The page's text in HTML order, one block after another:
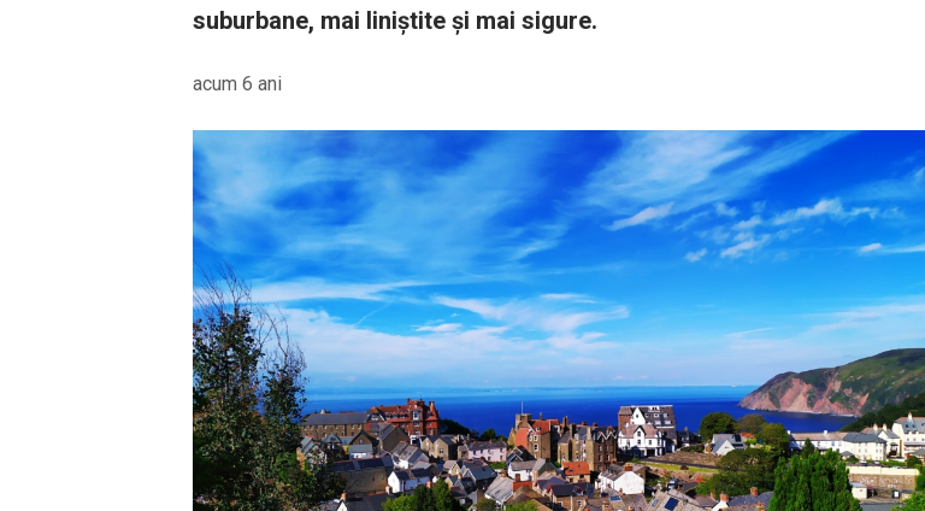
suburbane, mai liniștite și mai sigure.
acum 6 ani